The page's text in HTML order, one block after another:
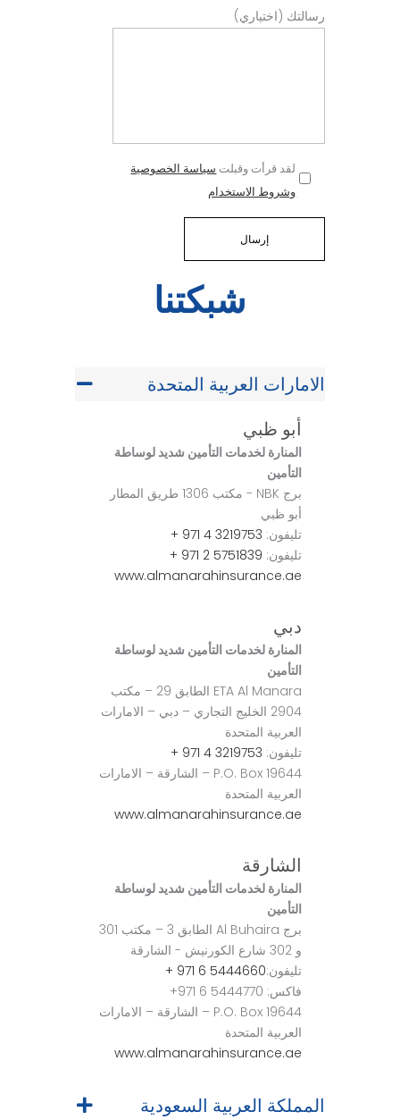
رسالتك (اختياري)
لقد قرأت وقبلت سياسة الخصوصية
وشروط الاستخدام
شبكتنا
الامارات العربية المتحدة
أبو ظبي
المنارة لخدمات التأمين شديد لوساطة
التأمين
برج NBK - مكتب 1306 طريق المطار
أبو ظبي
تليفون: 3219753 4 971 +
تليفون: 5751839 2 971 +
www.almanarahinsurance.ae
دبي
المنارة لخدمات التأمين شديد لوساطة
التأمين
ETA Al Manara الطابق 29 – مكتب
2904 الخليج التجاري – دبي – الامارات
العربية المتحدة
تليفون: 3219753 4 971 +
P.O. Box 19644 – الشارقة – الامارات
العربية المتحدة
www.almanarahinsurance.ae
الشارقة
المنارة لخدمات التأمين شديد لوساطة
التأمين
برج Al Buhaira الطابق 3 – مكتب 301
و 302 شارع الكورنيش - الشارقة
تليفون:5444660 6 971 +
فاكس: 5444770 6 971+
P.O. Box 19644 – الشارقة – الامارات
العربية المتحدة
www.almanarahinsurance.ae
المملكة العربية السعودية